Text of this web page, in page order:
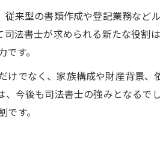
来型の書類作成や登記業務など
法書士が求められる新たな役割
す。
でなく、家族構成や財産背景
今後も司法書士の強みとなるで
す。